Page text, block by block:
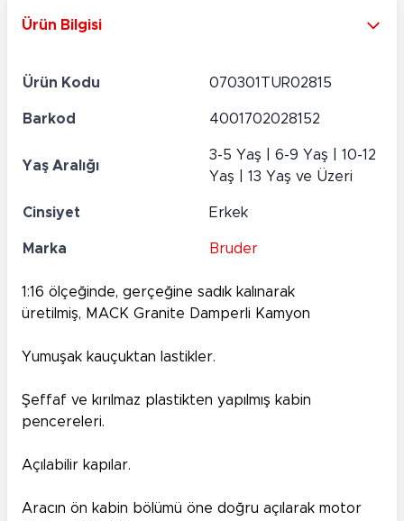
Ürün Bilgisi
Ürün Kodu 070301TUR02815
Barkod 4001702028152
Yaş Aralığı
3-5 Yaş | 6-9 Yaş | 10-12
Yaş | 13 Yaş ve Üzeri
Cinsiyet Erkek
Marka Bruder
1:16 ölçeğinde, gerçeğine sadık kalınarak
üretilmiş, MACK Granite Damperli Kamyon
Yumuşak kauçuktan lastikler.
Şeffaf ve kırılmaz plastikten yapılmış kabin
pencereleri.
Açılabilir kapılar.
Aracın ön kabin bölümü öne doğru açılarak motor